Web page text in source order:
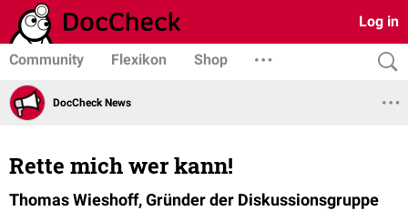
Log in
Community Flexikon Shop
DocCheck News
Rette mich wer kann!
Thomas Wieshoff, Gründer der Diskussionsgruppe